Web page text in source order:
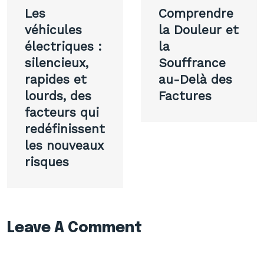
de
l’article
Les
véhicules
électriques :
silencieux,
rapides et
lourds, des
facteurs qui
redéfinissent
les nouveaux
risques
Comprendre
la Douleur et
la
Souffrance
au-Delà des
Factures
Leave A Comment